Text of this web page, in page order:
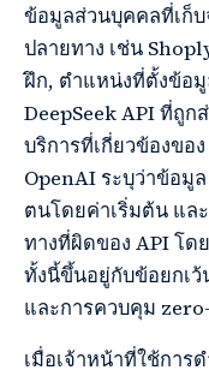
ข้อมูลส่วนบุคคลที่เก็
ปลายทาง เช่น
ฝึก, ตำแหน่งที่ตั้งข้อ
DeepSeek API ที่ถู
บริการที่เกี่ยวข้องขอ
OpenAI ระบุว่าข้อมู
ตนโดยค่าเริ่มต้น แล
ทางที่ผิดของ API โด
ทั้งนี้ขึ้นอยู่กับข้อยกเ
และการควบคุม
เมื่อเจ้าหน้าที่ใช้การ